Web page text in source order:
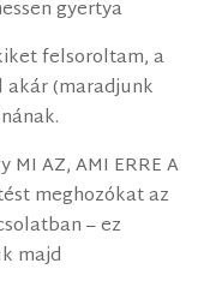
gyertya
felsoroltam, a
(maradjunk
AZ, AMI ERRE A
meghozókat az
– ez
majd